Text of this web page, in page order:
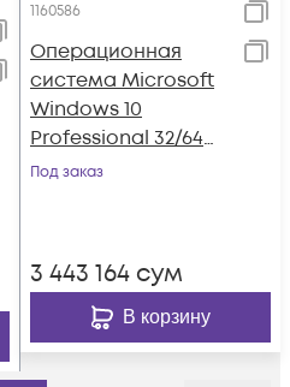
1160586
Операционная
система Microsoft
Windows 10
Professional 32/64
bit SP2 Rus Only USB
Под заказ
3 443 164 сум
В корзину